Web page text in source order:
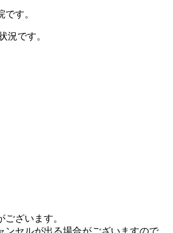
す。
況です。
ございます。
ンセルが出る場合がございますので、